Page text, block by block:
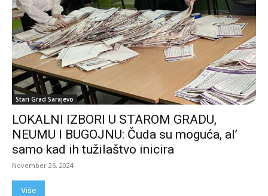
Stari Grad Sarajevo
LOKALNI IZBORI U STAROM GRADU,
NEUMU I BUGOJNU: Čuda su moguća, al’
samo kad ih tužilaštvo inicira
November 26, 2024
Više